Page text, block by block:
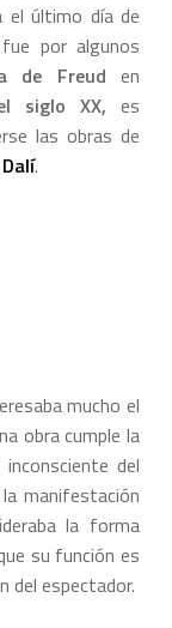
el último día de
por algunos
de Freud en
siglo XX, es
las obras de
.
mucho el
obra cumple la
del
manifestación
la forma
su función es
del espectador.